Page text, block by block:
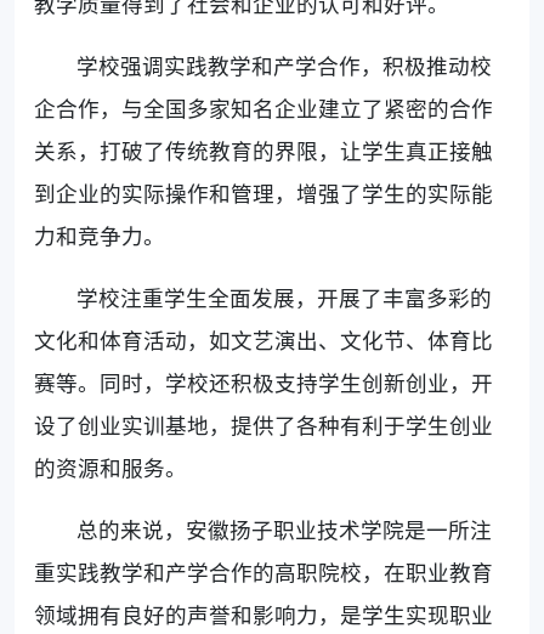
学校强调实践教学和产学合作，积极推动校
企合作，与全国多家知名企业建立了紧密的合作
关系，打破了传统教育的界限，让学生真正接触
到企业的实际操作和管理，增强了学生的实际能
力和竞争力。
学校注重学生全面发展，开展了丰富多彩的
文化和体育活动，如文艺演出、文化节、体育比
赛等。同时，学校还积极支持学生创新创业，开
设了创业实训基地，提供了各种有利于学生创业
的资源和服务。
总的来说，安徽扬子职业技术学院是一所注
重实践教学和产学合作的高职院校，在职业教育
领域拥有良好的声誉和影响力，是学生实现职业